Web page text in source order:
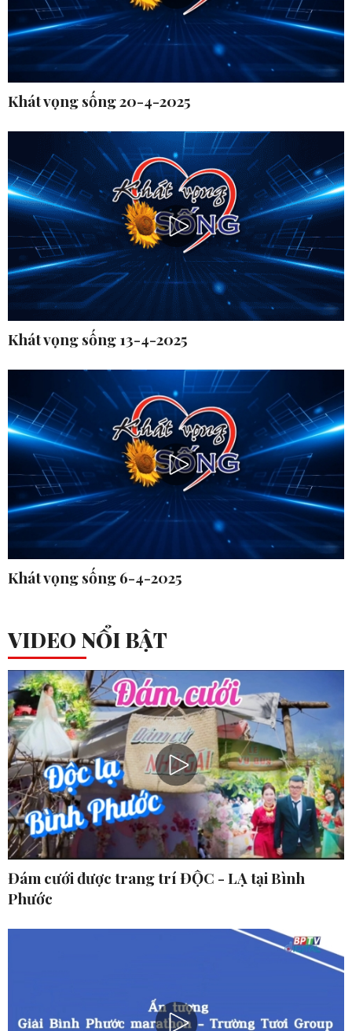
Khát vọng sống 20-4-2025
Khát vọng sống 13-4-2025
Khát vọng sống 6-4-2025
VIDEO NỔI BẬT
Đám cưới được trang trí ĐỘC - LẠ tại Bình
Phước